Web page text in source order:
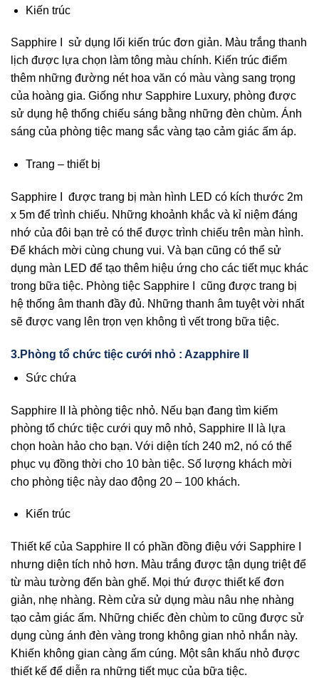
Kiến trúc
Sapphire I sử dụng lối kiến trúc đơn giản. Màu trắng thanh
lịch được lựa chọn làm tông màu chính. Kiến trúc điểm
thêm những đường nét hoa văn có màu vàng sang trọng
của hoàng gia. Giống như Sapphire Luxury, phòng được
sử dụng hệ thống chiếu sáng bằng những đèn chùm. Ánh
sáng của phòng tiệc mang sắc vàng tạo cảm giác ấm áp.
Trang – thiết bị
Sapphire I được trang bị màn hình LED có kích thước 2m
x 5m để trình chiếu. Những khoảnh khắc và kỉ niệm đáng
nhớ của đôi bạn trẻ có thể được trình chiếu trên màn hình.
Để khách mời cùng chung vui. Và bạn cũng có thể sử
dụng màn LED để tạo thêm hiệu ứng cho các tiết mục khác
trong bữa tiệc. Phòng tiệc Sapphire I cũng được trang bị
hệ thống âm thanh đầy đủ. Những thanh âm tuyệt vời nhất
sẽ được vang lên trọn vẹn không tì vết trong bữa tiệc.
3.Phòng tổ chức tiệc cưới nhỏ : Azapphire II
Sức chứa
Sapphire II là phòng tiệc nhỏ. Nếu bạn đang tìm kiếm
phòng tổ chức tiệc cưới quy mô nhỏ, Sapphire II là lựa
chọn hoàn hảo cho bạn. Với diện tích 240 m2, nó có thể
phục vụ đồng thời cho 10 bàn tiệc. Số lượng khách mời
cho phòng tiệc này dao động 20 – 100 khách.
Kiến trúc
Thiết kế của Sapphire II có phần đồng điệu với Sapphire I
nhưng diện tích nhỏ hơn. Màu trắng được tận dụng triệt để
từ màu tường đến bàn ghế. Mọi thứ được thiết kế đơn
giản, nhẹ nhàng. Rèm cửa sử dụng màu nâu nhẹ nhàng
tạo cảm giác ấm. Những chiếc đèn chùm to cũng được sử
dụng cùng ánh đèn vàng trong không gian nhỏ nhắn này.
Khiến không gian càng ấm cúng. Một sân khấu nhỏ được
thiết kế để diễn ra những tiết mục của bữa tiệc.